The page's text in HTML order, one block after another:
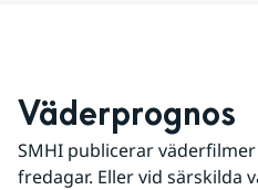
Väderprognos
SMHI publicerar
fredagar. Eller vid särskilda